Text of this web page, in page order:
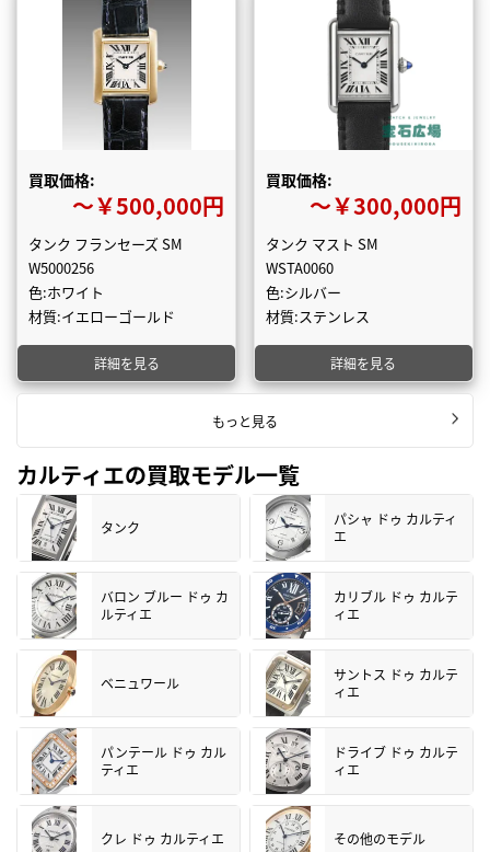
買取価格:
〜￥500,000円
タンク フランセーズ SM
W5000256
色:ホワイト
材質:イエローゴールド
詳細を見る
買取価格:
〜￥300,000円
タンク マスト SM
WSTA0060
色:シルバー
材質:ステンレス
詳細を見る
もっと見る
カルティエの買取モデル一覧
タンク
パシャ ドゥ カルティ
エ
バロン ブルー ドゥ カ
ルティエ
カリブル ドゥ カルテ
ィエ
ベニュワール
サントス ドゥ カルテ
ィエ
パンテール ドゥ カル
ティエ
ドライブ ドゥ カルテ
ィエ
クレ ドゥ カルティエ その他のモデル